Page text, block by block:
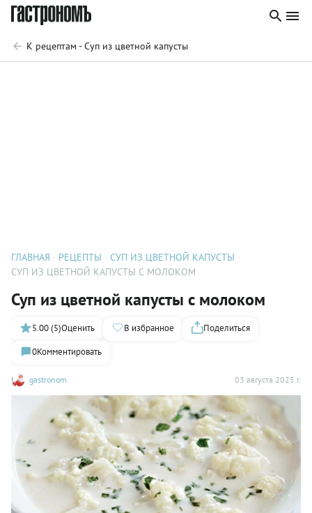
К рецептам - Суп из цветной капусты
ГЛАВНАЯ РЕЦЕПТЫ
СУП ИЗ ЦВЕТНОЙ КАПУСТЫ
СУП ИЗ ЦВЕТНОЙ КАПУСТЫ С МОЛОКОМ
Суп из цветной капусты с молоком
gastronom 03 августа 2025 г.
5.00 (5)Оценить В избранное
Поделиться
0Комментировать